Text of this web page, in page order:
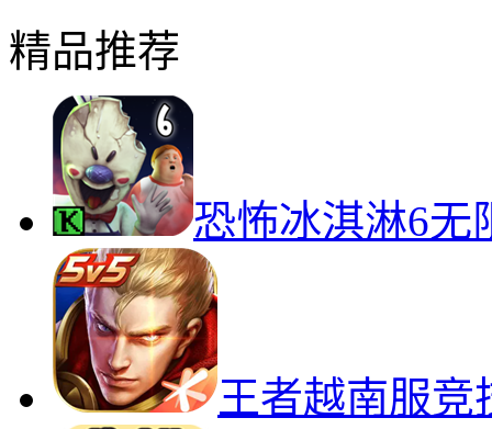
精品推荐
恐怖冰淇淋6无
王者越南服竞